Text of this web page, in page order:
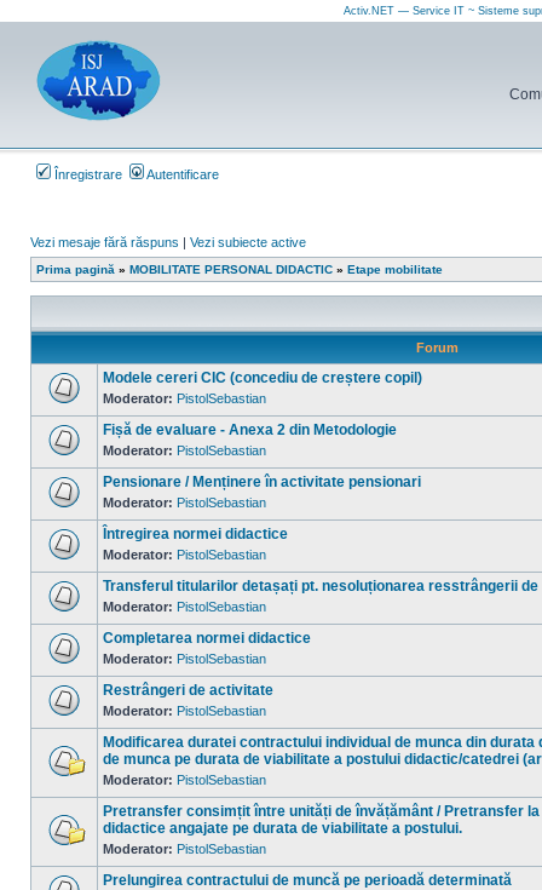
Activ.NET — Service IT ~ Sisteme
Înregistrare Autentificare
Vezi mesaje fără răspuns | Vezi subiecte active
Prima pagină » MOBILITATE PERSONAL DIDACTIC » Etape mobilitate
Forum
sunt
mesaje
necitite
Modele cereri CIC (concediu de creștere copil)
Moderator: PistolSebastian
sunt
mesaje
necitite
Fișă de evaluare - Anexa 2 din Metodologie
Moderator: PistolSebastian
sunt
mesaje
necitite
Pensionare / Menținere în activitate pensionari
Moderator: PistolSebastian
sunt
mesaje
necitite
Întregirea normei didactice
Moderator: PistolSebastian
sunt
mesaje
necitite
Transferul titularilor detașați pt. nesoluționarea resstrângerii
Moderator: PistolSebastian
sunt
mesaje
necitite
Completarea normei didactice
Moderator: PistolSebastian
sunt
mesaje
necitite
Restrângeri de activitate
Moderator: PistolSebastian
Nu
sunt
mesaje
necitite
Modificarea duratei contractului individual de munca din
de munca pe durata de viabilitate a postului didactic/catedrei
Moderator: PistolSebastian
Nu
sunt
mesaje
Pretransfer consimțit între unități de învățământ / Pretransfer
didactice angajate pe durata de viabilitate a postului.
Moderator: PistolSebastian
Prelungirea contractului de muncă pe perioadă determinată